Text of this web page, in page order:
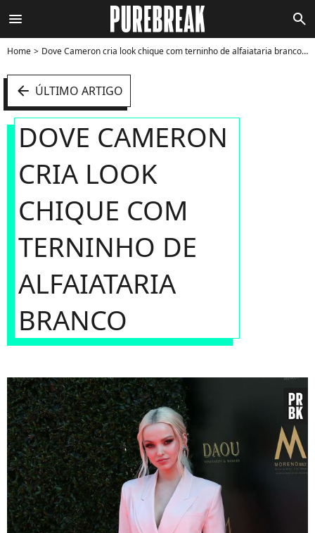
menu search
Home Dove Cameron cria look chique com terninho de alfaiataria branco - Foto
arrow_left ÚLTIMO ARTIGO
DOVE CAMERON
CRIA LOOK
CHIQUE COM
TERNINHO DE
ALFAIATARIA
BRANCO